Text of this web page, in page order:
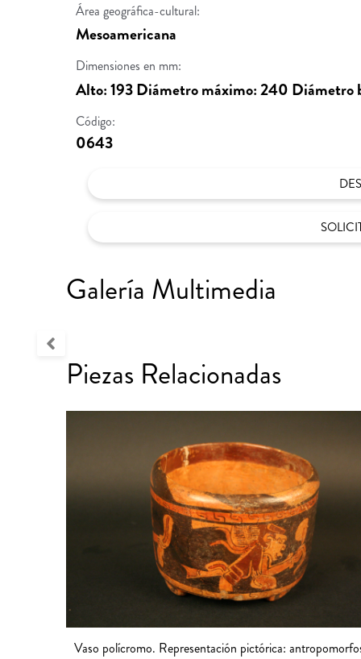
Área geográfica-cultural:
Mesoamericana
Dimensiones en mm:
Alto: 193 Diámetro máximo: 240 Diámetro
Código:
0643
Galería Multimedia
Piezas Relacionadas
Vaso polícromo. Representación pictórica: